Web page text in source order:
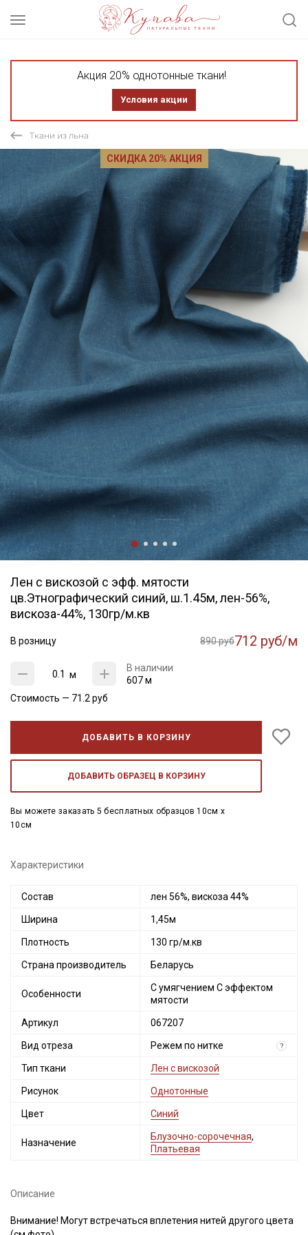
Акция 20% однотонные ткани!
Условия акции
Ткани из льна
СКИДКА 20% АКЦИЯ
Лен с вискозой с эфф. мятости
цв.Этнографический синий, ш.1.45м, лен-56%,
вискоза-44%, 130гр/м.кв
В розницу 890 руб712 руб/м
м
В наличии
607 м
Стоимость — 71.2 руб
ДОБАВИТЬ В КОРЗИНУ
ДОБАВИТЬ ОБРАЗЕЦ В КОРЗИНУ
Вы можете заказать 5 бесплатных образцов 10см x
10см
Характеристики
Состав лен 56%, вискоза 44%
Ширина 1,45м
Плотность 130 гр/м.кв
Страна производитель Беларусь
Особенности
С умягчением С эффектом
мятости
Артикул 067207
Вид отреза Режем по нитке ?
Тип ткани Лен с вискозой
Рисунок Однотонные
Цвет Синий
Назначение
Блузочно-сорочечная,
Платьевая
Описание
Внимание! Могут встречаться вплетения нитей другого цвета